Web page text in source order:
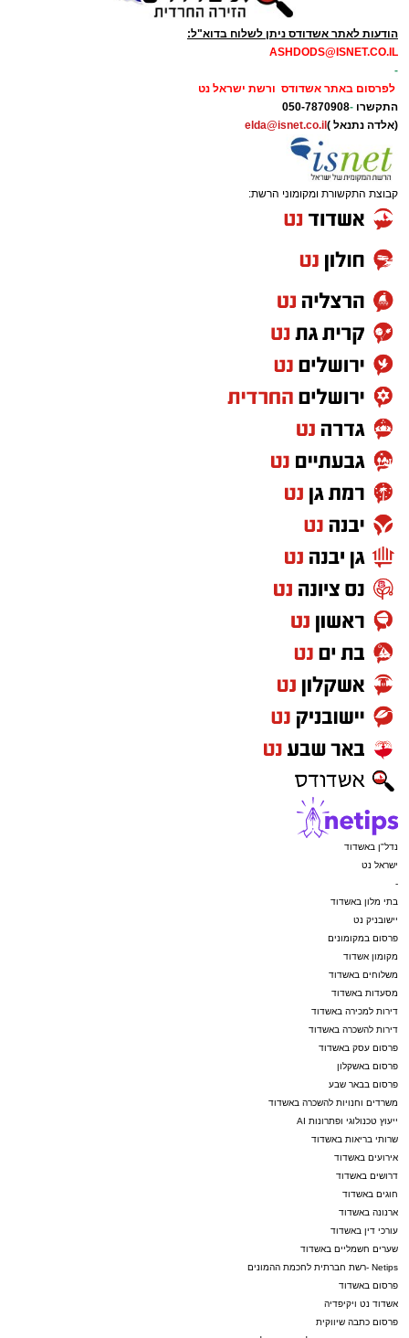
הודעות לאתר אשדודס ניתן לשלוח בדוא"ל:
ASHDODS@ISNET.CO.IL
-
לפרסום באתר אשדודס ורשת ישראל נט
התקשרו -
050-7870908
(אלדה נתנאל ) elda@isnet.co.il
קבוצת התקשורת ומקומוני הרשת:
נדל"ן באשדוד
ישראל נט
-
בתי מלון באשדוד
יישובניק נט
פרסום במקומונים
מקומון אשדוד
משלוחים באשדוד
מסעדות באשדוד
דירות למכירה באשדוד
דירות להשכרה באשדוד
פרסום עסק באשדוד
פרסום באשקלון
פרסום בבאר שבע
משרדים וחנויות להשכרה באשדוד
ייעוץ טכנולוגי ופתרונות AI
שרותי בריאות באשדוד
אירועים באשדוד
דרושים באשדוד
חוגים באשדוד
ארנונה באשדוד
עורכי דין באשדוד
שערים חשמליים באשדוד
Netips -רשת חברתית לחכמת ההמונים
פרסום באשדוד
אשדוד נט ויקיפדיה
פרסום כתבה שיווקית